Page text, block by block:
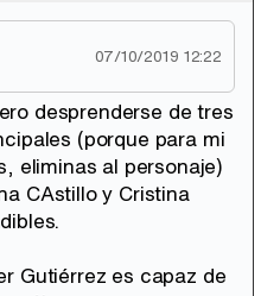
07/10/2019 12:22
desprenderse de tres
(porque para mi
eliminas al personaje)
CAstillo y Cristina
Gutiérrez es capaz de